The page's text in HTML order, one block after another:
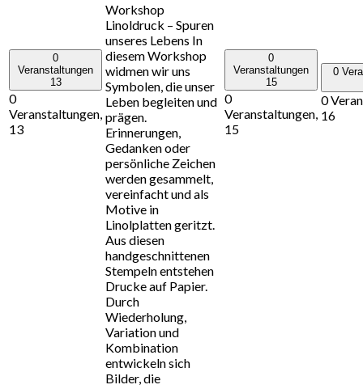
0
Veranstaltungen
13
0
Veranstaltungen,
13
Workshop
Linoldruck – Spuren
unseres Lebens In
diesem Workshop
widmen wir uns
Symbolen, die unser
Leben begleiten und
prägen.
Erinnerungen,
Gedanken oder
persönliche Zeichen
werden gesammelt,
vereinfacht und als
Motive in
Linolplatten geritzt.
Aus diesen
handgeschnittenen
Stempeln entstehen
Drucke auf Papier.
Durch
Wiederholung,
Variation und
Kombination
entwickeln sich
Bilder, die
0
Veranstaltungen
15
0
Veranstaltungen,
15
0
0
16